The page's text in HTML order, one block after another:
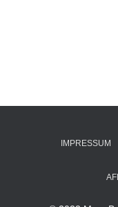
IMPRESSUM